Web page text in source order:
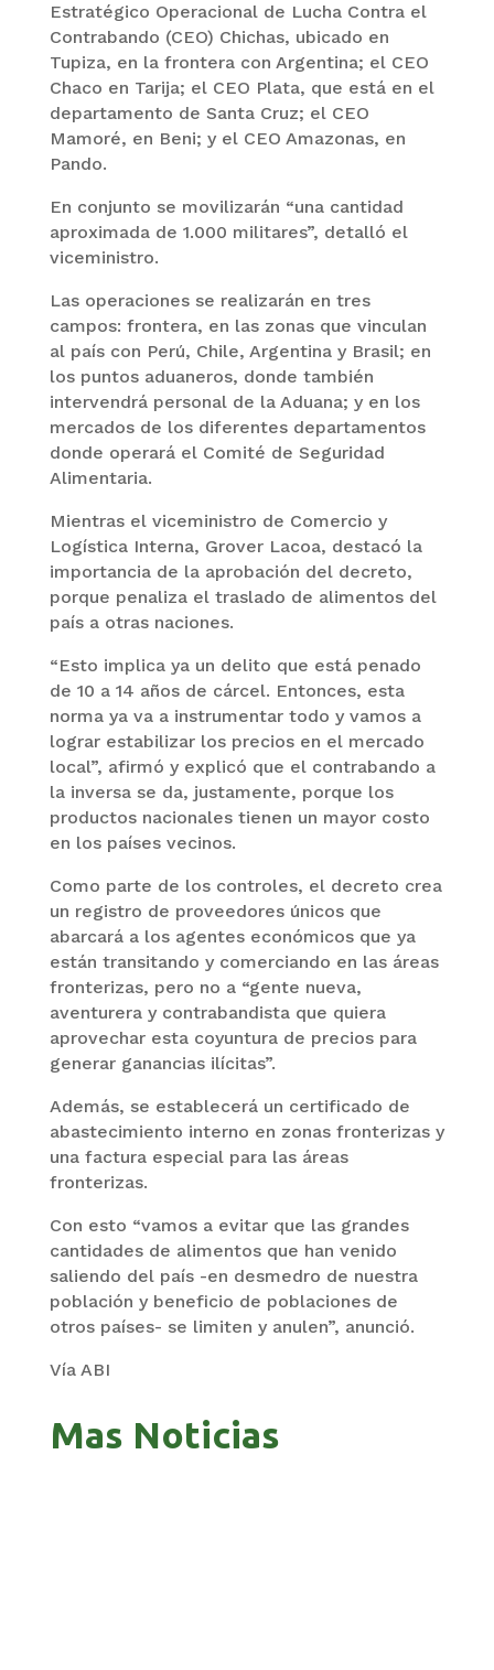
Estratégico Operacional de Lucha Contra el
Contrabando (CEO) Chichas, ubicado en
Tupiza, en la frontera con Argentina; el CEO
Chaco en Tarija; el CEO Plata, que está en el
departamento de Santa Cruz; el CEO
Mamoré, en Beni; y el CEO Amazonas, en
Pando.
En conjunto se movilizarán “una cantidad
aproximada de 1.000 militares”, detalló el
viceministro.
Las operaciones se realizarán en tres
campos: frontera, en las zonas que vinculan
al país con Perú, Chile, Argentina y Brasil; en
los puntos aduaneros, donde también
intervendrá personal de la Aduana; y en los
mercados de los diferentes departamentos
donde operará el Comité de Seguridad
Alimentaria.
Mientras el viceministro de Comercio y
Logística Interna, Grover Lacoa, destacó la
importancia de la aprobación del decreto,
porque penaliza el traslado de alimentos del
país a otras naciones.
“Esto implica ya un delito que está penado
de 10 a 14 años de cárcel. Entonces, esta
norma ya va a instrumentar todo y vamos a
lograr estabilizar los precios en el mercado
local”, afirmó y explicó que el contrabando a
la inversa se da, justamente, porque los
productos nacionales tienen un mayor costo
en los países vecinos.
Como parte de los controles, el decreto crea
un registro de proveedores únicos que
abarcará a los agentes económicos que ya
están transitando y comerciando en las áreas
fronterizas, pero no a “gente nueva,
aventurera y contrabandista que quiera
aprovechar esta coyuntura de precios para
generar ganancias ilícitas”.
Además, se establecerá un certificado de
abastecimiento interno en zonas fronterizas y
una factura especial para las áreas
fronterizas.
Con esto “vamos a evitar que las grandes
cantidades de alimentos que han venido
saliendo del país -en desmedro de nuestra
población y beneficio de poblaciones de
otros países- se limiten y anulen”, anunció.
Vía ABI
Mas Noticias